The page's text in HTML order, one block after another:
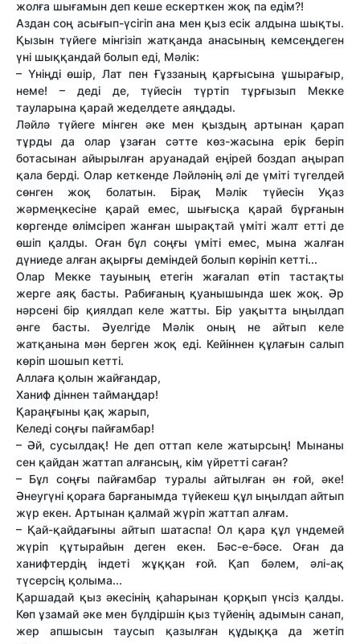
жолға шығамын деп кеше ескерткен жоқ па едім?!
Аздан соң асығып-үсігіп ана мен қыз есік алдына шықты.
Қызын түйеге мінгізіп жатқанда анасының кемсеңдеген
үні шыққандай болып еді, Мәлік:
– Үніңді өшір, Лат пен Ғұззаның қарғысына ұшырағыр,
неме! – деді де, түйесін түртіп тұрғызып Мекке
тауларына қарай жеделдете аяңдады.
Ләйлә түйеге мінген әке мен қыздың артынан қарап
тұрды да олар ұзаған сәтте көз-жасына ерік беріп
ботасынан айырылған аруанадай еңірей боздап аңырап
қала берді. Олар кеткенде Ләйләнің әлі де үміті түгелдей
сөнген жоқ болатын. Бірақ Мәлік түйесін Уқаз
жәрмеңкесіне қарай емес, шығысқа қарай бұрғанын
көргенде өлімсіреп жанған шырақтай үміті жалт етті де
өшіп қалды. Оған бұл соңғы үміті емес, мына жалған
дүниеде алған ақырғы деміндей болып көрініп кетті...
Олар Мекке тауының етегін жағалап өтіп тастақты
жерге аяқ басты. Рабиғаның қуанышында шек жоқ. Әр
нәрсені бір қиялдап келе жатты. Бір уақытта ыңылдап
әнге басты. Әуелгіде Мәлік оның не айтып келе
жатқанына мән берген жоқ еді. Кейіннен құлағын салып
көріп шошып кетті.
Аллаға қолын жайғандар,
Ханиф діннен таймаңдар!
Қараңғыны қақ жарып,
Келеді соңғы пайғамбар!
– Әй, сусылдақ! Не деп оттап келе жатырсың! Мынаны
сен қайдан жаттап алғансың, кім үйретті саған?
– Бұл соңғы пайғамбар туралы айтылған ән ғой, әке!
Әнеугүні қораға барғанымда түйекеш құл ыңылдап айтып
жүр екен. Артынан қалмай жүріп жаттап алғам.
– Қай-қайдағыны айтып шатаспа! Ол қара құл үндемей
жүріп құтырайын деген екен. Бәс-е-бәсе. Оған да
ханифтердің індеті жұққан ғой. Қап бәлем, әлі-ақ
түсерсің қолыма...
Қаршадай қыз әкесінің қаһарынан қорқып үнсіз қалды.
Көп ұзамай әке мен бүлдіршін қыз түйенің адымын санап,
жер апшысын таусып қазылған құдыққа да жетіп